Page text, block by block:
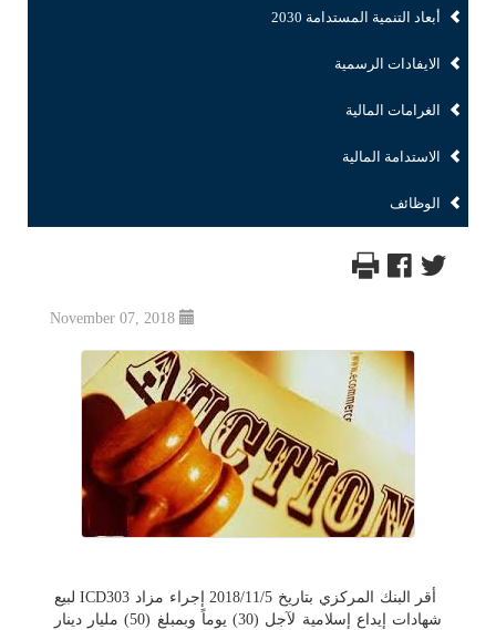
أبعاد التنمية المستدامة 2030
الايفادات الرسمية
الغرامات المالية
الاستدامة المالية
الوظائف
أقر البنك المركزي بتاريخ 5
/
11
/
2018إجراء مزاد ICD303 لبيع
شهادات إيداع إسلامية لآجل (30) يوماً وبمبلغ (50) مليار دينار